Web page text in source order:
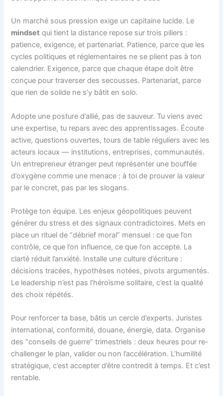
Un marché sous pression exige un capitaine lucide. Le
mindset qui tient la distance repose sur trois piliers :
patience, exigence, et partenariat. Patience, parce que les
cycles politiques et réglementaires ne se plient pas à ton
calendrier. Exigence, parce que chaque étape doit être
conçue pour traverser des secousses. Partenariat, parce
que rien de solide ne s’y bâtit en solo.
Adopte une posture d’allié, pas de sauveur. Tu viens avec
une expertise, tu repars avec des apprentissages. Écoute
active, questions ouvertes, tours de table réguliers avec les
acteurs locaux — institutions, entreprises, communautés.
Un entrepreneur étranger peut représenter une bouffée
d’oxygène comme une menace : à toi de prouver la valeur
par le concret, pas par les slogans.
Protège ton équipe. Les enjeux géopolitiques peuvent
générer du stress et des signaux contradictoires. Mets en
place un rituel de “débrief moral” mensuel : ce que l’on
contrôle, ce que l’on influence, ce que l’on accepte. La
clarté réduit l’anxiété. Installe une culture d’écriture :
décisions tracées, hypothèses notées, pivots argumentés.
Le leadership n’est pas l’héroïsme solitaire, c’est la qualité
des choix répétés.
Pour renforcer ta base, bâtis un cercle d’experts. Juristes
international, conformité, douane, énergie, data. Organise
des “conseils de guerre” trimestriels : deux heures pour re-
challenger le plan, valider ou non l’accélération. L’humilité
stratégique, c’est accepter d’être contredit à temps. Et c’est
rentable.